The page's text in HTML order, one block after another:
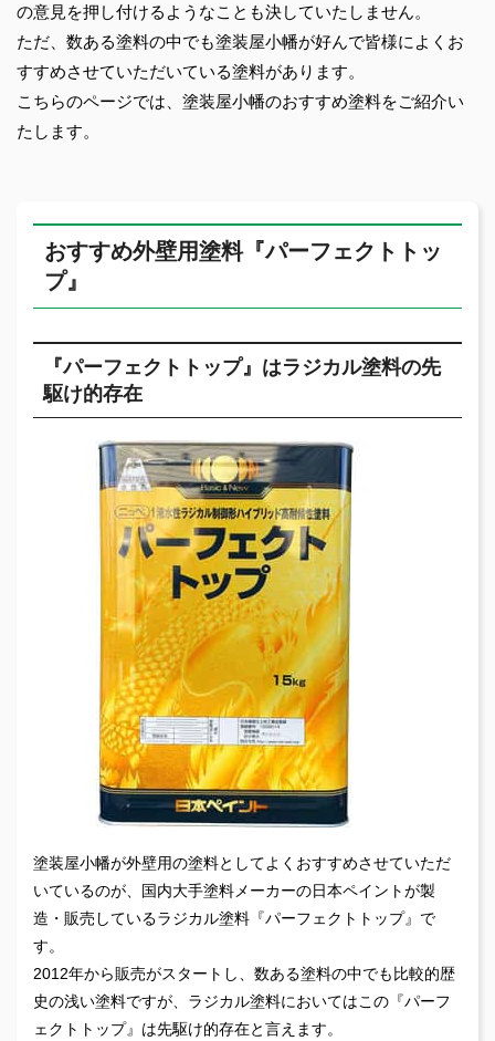
の意見を押し付けるようなことも決していたしません。
ただ、数ある塗料の中でも塗装屋小幡が好んで皆様によくお
すすめさせていただいている塗料があります。
こちらのページでは、塗装屋小幡のおすすめ塗料をご紹介い
たします。
おすすめ外壁用塗料『パーフェクトトッ
プ』
『パーフェクトトップ』はラジカル塗料の先
駆け的存在
塗装屋小幡が外壁用の塗料としてよくおすすめさせていただ
いているのが、国内大手塗料メーカーの日本ペイントが製
造・販売しているラジカル塗料『パーフェクトトップ』で
す。
2012年から販売がスタートし、数ある塗料の中でも比較的歴
史の浅い塗料ですが、ラジカル塗料においてはこの『パーフ
ェクトトップ』は先駆け的存在と言えます。